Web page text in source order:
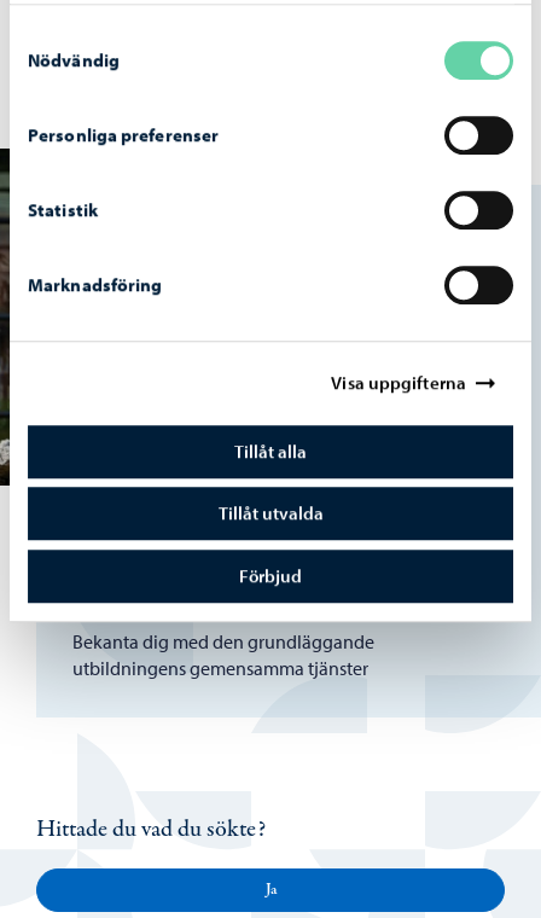
Nödvändig
Personliga preferenser
Statistik
Marknadsföring
Visa uppgifterna
Tillåt alla
Tillåt utvalda
Förbjud
Studier i den grundläggande
utbildningen
Bekanta dig med den grundläggande
utbildningens gemensamma tjänster
Hittade du vad du sökte?
Ja